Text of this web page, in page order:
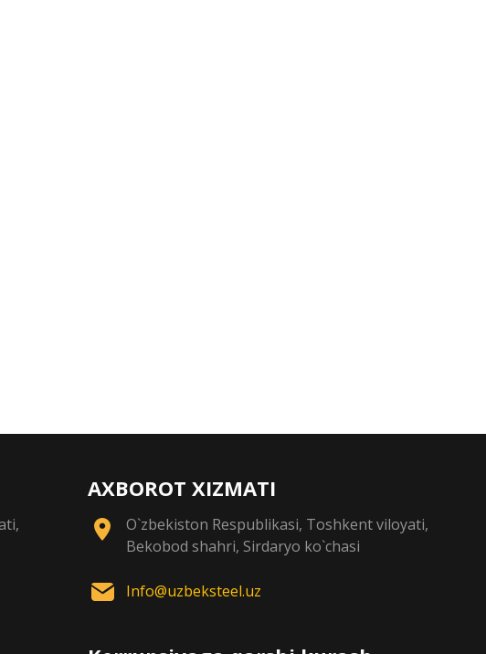
AXBOROT XIZMATI
O`zbekiston Respublikasi, Toshkent viloyati,
Bekobod shahri, Sirdaryo ko`chasi
Info@uzbeksteel.uz